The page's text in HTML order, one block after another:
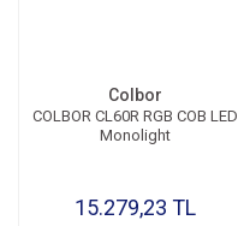
Colbor
COLBOR CL60R RGB COB LED
Monolight
15.279,23 TL